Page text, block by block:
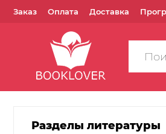
Заказ Оплата Доставка
Поиск
по
Разделы литературы